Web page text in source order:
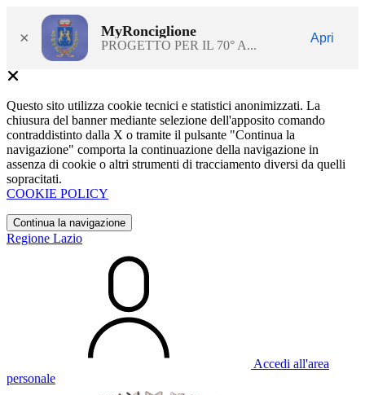
× MyRonciglione
PROGETTO PER IL 70° A...
Apri
Questo sito utilizza cookie tecnici e statistici anonimizzati. La
chiusura del banner mediante selezione dell'apposito comando
contraddistinto dalla X o tramite il pulsante "Continua la
navigazione" comporta la continuazione della navigazione in
assenza di cookie o altri strumenti di tracciamento diversi da quelli
sopracitati.
COOKIE POLICY
Continua la navigazione
Regione Lazio
Accedi all'area
personale